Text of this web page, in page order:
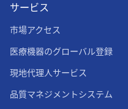
サービス
市場アクセス
医療機器のグローバル登録
現地代理人サービス
品質マネジメントシステム